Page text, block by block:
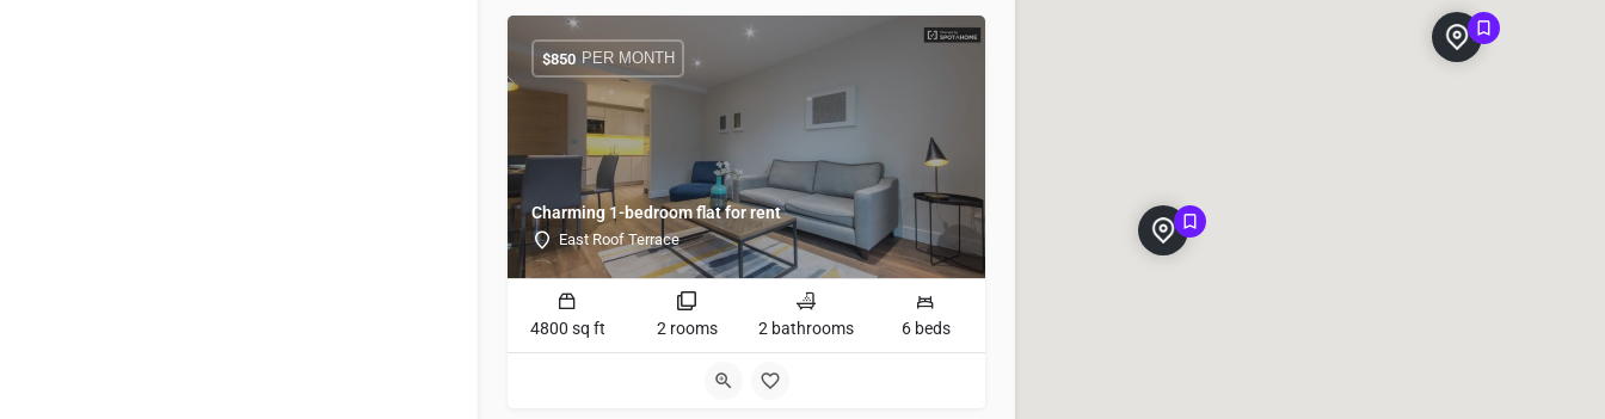
Charming 1-bedroom flat for rent
East Roof Terrace
$850 PER MONTH
4800 sq ft 2 rooms 2 bathrooms 6 beds